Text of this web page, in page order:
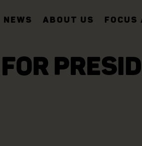
NEWS ABOUT US FOCUS